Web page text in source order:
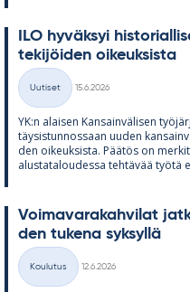
ILO hy­väk­syi
te­ki­jöi­den oi­keuk­sista
Kategoriat
Uutiset
15.6.2026
YK:n alai­sen Kan­sain­vä­li­sen
täy­sis­tun­nos­saan uu­den
den oi­keuk­sista. Pää­tös on
alus­ta­ta­lou­dessa teh­tä­vää työtä
Voi­ma­va­ra­kah­vi­lat
den tu­kena syk­syllä
Kategoriat
Koulutus
12.6.2026